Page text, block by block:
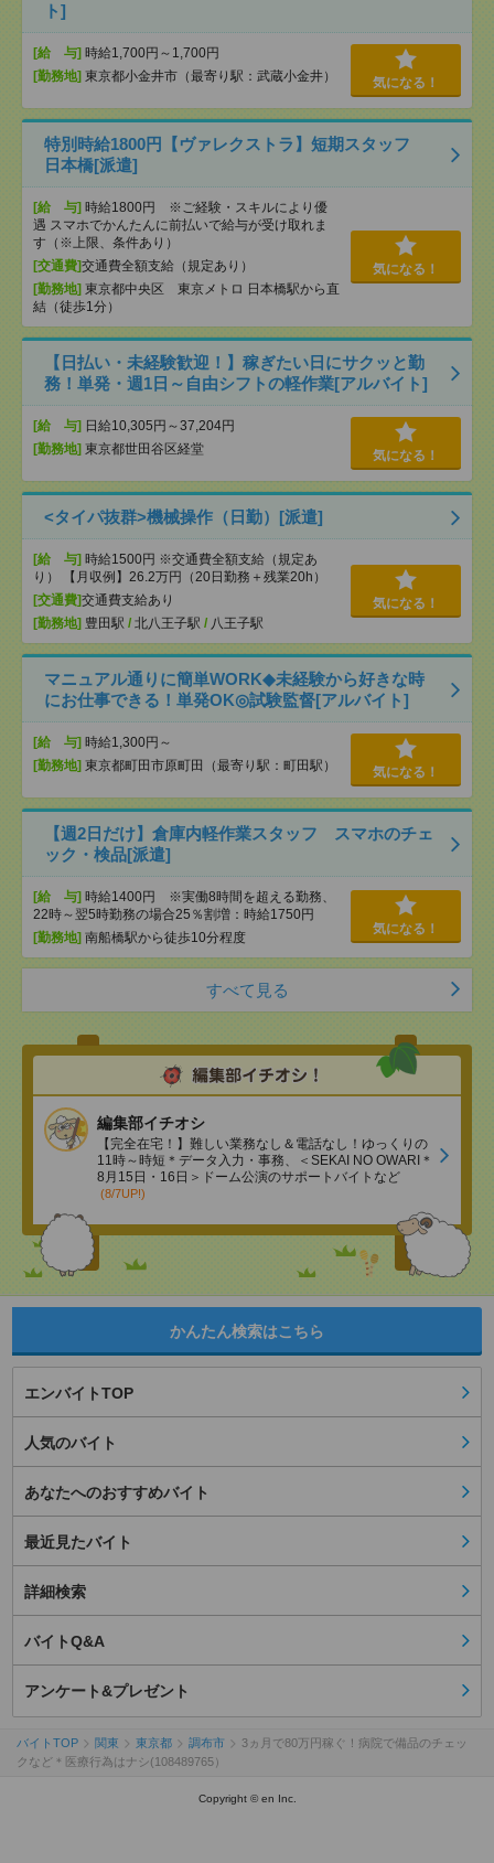
ト]
[給 与] 時給1,700円～1,700円
[勤務地] 東京都小金井市（最寄り駅：武蔵小金井） 気になる！
特別時給1800円【ヴァレクストラ】短期スタッフ
日本橋[派遣]
[給 与] 時給1800円 ※ご経験・スキルにより優
遇 スマホでかんたんに前払いで給与が受け取れま
す（※上限、条件あり）
[交通費]交通費全額支給（規定あり）
[勤務地] 東京都中央区 東京メトロ 日本橋駅から直
結（徒歩1分）
気になる！
【日払い・未経験歓迎！】稼ぎたい日にサクッと勤
務！単発・週1日～自由シフトの軽作業[アルバイト]
[給 与] 日給10,305円～37,204円
[勤務地] 東京都世田谷区経堂 気になる！
<タイパ抜群>機械操作（日勤）[派遣]
[給 与] 時給1500円 ※交通費全額支給（規定あ
り） 【月収例】26.2万円（20日勤務＋残業20h）
[交通費]交通費支給あり
[勤務地] 豊田駅 / 北八王子駅 / 八王子駅
気になる！
マニュアル通りに簡単WORK◆未経験から好きな時
にお仕事できる！単発OK◎試験監督[アルバイト]
[給 与] 時給1,300円～
[勤務地] 東京都町田市原町田（最寄り駅：町田駅） 気になる！
【週2日だけ】倉庫内軽作業スタッフ スマホのチェ
ック・検品[派遣]
[給 与] 時給1400円 ※実働8時間を超える勤務、
22時～翌5時勤務の場合25％割増：時給1750円
[勤務地] 南船橋駅から徒歩10分程度
気になる！
すべて見る
編集部イチオシ
【完全在宅！】難しい業務なし＆電話なし！ゆっくりの
11時～時短＊データ入力・事務、＜SEKAI NO OWARI＊
8月15日・16日＞ドーム公演のサポートバイトなど
(8/7UP!)
かんたん検索はこちら
エンバイトTOP
人気のバイト
あなたへのおすすめバイト
最近見たバイト
詳細検索
バイトQ&A
アンケート&プレゼント
バイトTOP 関東 東京都 調布市
3ヵ月で80万円稼ぐ！病院で備品のチェッ
クなど＊医療行為はナシ(108489765）
Copyright © en Inc.